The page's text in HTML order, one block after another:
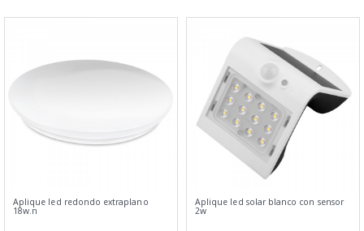
Aplique led redondo extraplano
18w.n
Aplique led solar blanco con sensor
2w